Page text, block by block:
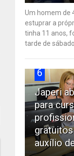
Um homem de
estuprar a
tinha 11 anos,
tarde de
6
Japeri
para
auxílio